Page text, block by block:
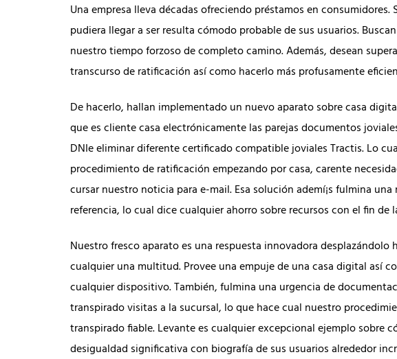
Una empresa lleva décadas ofreciendo préstamos en
pudiera llegar a ser resulta cómodo probable de sus usuarios.
nuestro tiempo forzoso de completo camino. Además, desean
transcurso de ratificación así­ como hacerlo más profusamente
De hacerlo, hallan implementado un nuevo aparato sobre casa
que es cliente casa electrónicamente las parejas documentos
DNIe eliminar diferente certificado compatible joviales Tractis. Lo
procedimiento de ratificación empezando por casa, carente
cursar nuestro noticia para e-mail. Esa solución ademí¡s fulmina
referencia, lo cual dice cualquier ahorro sobre recursos con el fin de
Nuestro fresco aparato es una respuesta innovadora
cualquier una multitud. Provee una empuje de una casa digital así­
cualquier dispositivo. También, fulmina una urgencia de
transpirado visitas a la sucursal, lo que hace cual nuestro
transpirado fiable. Levante es cualquier excepcional ejemplo sobre
desigualdad significativa con biografía de sus usuarios alrededor